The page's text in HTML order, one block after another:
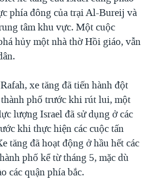
phía đông của trại Al-Bureij và
tâm khu vực. Một cuộc
hủy một nhà thờ Hồi giáo, vẫn
xe tăng đã tiến hành đột
phố trước khi rút lui, một
lượng Israel đã sử dụng ở các
khi thực hiện các cuộc tấn
tăng đã hoạt động ở hầu hết các
phố kể từ tháng 5, mặc dù
các quận phía bắc.